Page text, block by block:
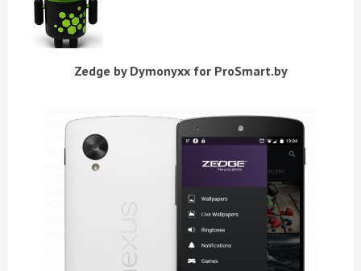
Zedge by Dymonyxx for ProSmart.by